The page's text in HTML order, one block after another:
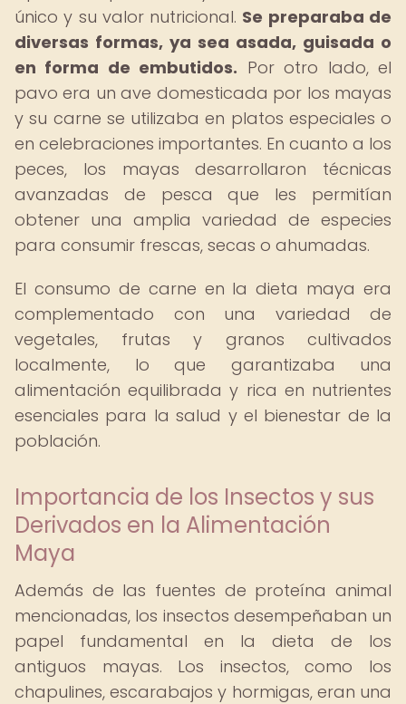
único y su valor nutricional. Se preparaba de
diversas formas, ya sea asada, guisada o
en forma de embutidos. Por otro lado, el
pavo era un ave domesticada por los mayas
y su carne se utilizaba en platos especiales o
en celebraciones importantes. En cuanto a los
peces, los mayas desarrollaron técnicas
avanzadas de pesca que les permitían
obtener una amplia variedad de especies
para consumir frescas, secas o ahumadas.
El consumo de carne en la dieta maya era
complementado con una variedad de
vegetales, frutas y granos cultivados
localmente, lo que garantizaba una
alimentación equilibrada y rica en nutrientes
esenciales para la salud y el bienestar de la
población.
Importancia de los Insectos y sus
Derivados en la Alimentación
Maya
Además de las fuentes de proteína animal
mencionadas, los insectos desempeñaban un
papel fundamental en la dieta de los
antiguos mayas. Los insectos, como los
chapulines, escarabajos y hormigas, eran una